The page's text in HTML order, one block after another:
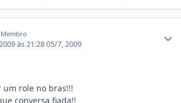
Membro
às 21:2805/7, 2009
um role no bras!!!
conversa fiada!!